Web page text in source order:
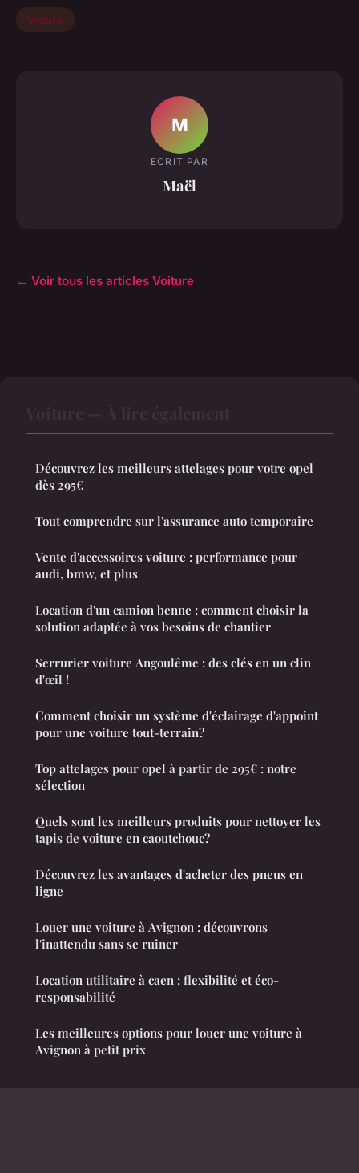
Voiture
M
ECRIT PAR
Maël
← Voir tous les articles Voiture
Découvrez les meilleurs attelages pour votre opel
dès 295€
Tout comprendre sur l'assurance auto temporaire
Vente d'accessoires voiture : performance pour
audi, bmw, et plus
Location d'un camion benne : comment choisir la
solution adaptée à vos besoins de chantier
Serrurier voiture Angoulême : des clés en un clin
d'œil !
Comment choisir un système d'éclairage d'appoint
pour une voiture tout-terrain?
Top attelages pour opel à partir de 295€ : notre
sélection
Quels sont les meilleurs produits pour nettoyer les
tapis de voiture en caoutchouc?
Découvrez les avantages d'acheter des pneus en
ligne
Louer une voiture à Avignon : découvrons
l'inattendu sans se ruiner
Location utilitaire à caen : flexibilité et éco-
responsabilité
Les meilleures options pour louer une voiture à
Avignon à petit prix